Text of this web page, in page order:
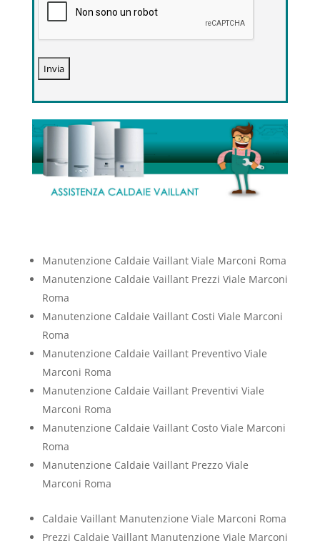
Manutenzione Caldaie Vaillant Viale Marconi Roma
Manutenzione Caldaie Vaillant Prezzi Viale Marconi
Roma
Manutenzione Caldaie Vaillant Costi Viale Marconi
Roma
Manutenzione Caldaie Vaillant Preventivo Viale
Marconi Roma
Manutenzione Caldaie Vaillant Preventivi Viale
Marconi Roma
Manutenzione Caldaie Vaillant Costo Viale Marconi
Roma
Manutenzione Caldaie Vaillant Prezzo Viale
Marconi Roma
Caldaie Vaillant Manutenzione Viale Marconi Roma
Prezzi Caldaie Vaillant Manutenzione Viale Marconi